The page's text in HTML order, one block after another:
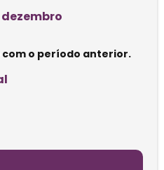
o período anterior.